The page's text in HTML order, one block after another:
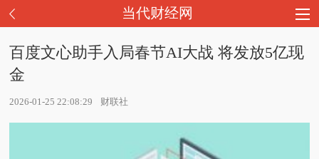
当代财经网
百度文心助手入局春节AI大战 将发放5亿现
金
2026-01-25 22:08:29 财联社